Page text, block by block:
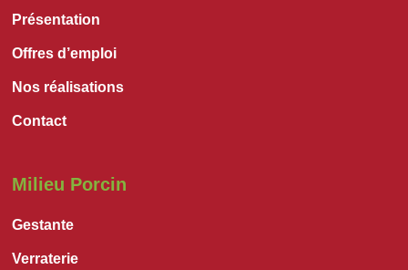
Présentation
Offres d’emploi
Nos réalisations
Contact
Milieu Porcin
Gestante
Verraterie